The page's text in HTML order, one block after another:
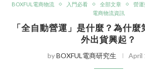
BOXFUL電商物流 入門必看 全部文章 營運
電商物流資訊
「全自動營運」是什麼？為什
外出貨興起？
byBOXFUL電商研究生 April